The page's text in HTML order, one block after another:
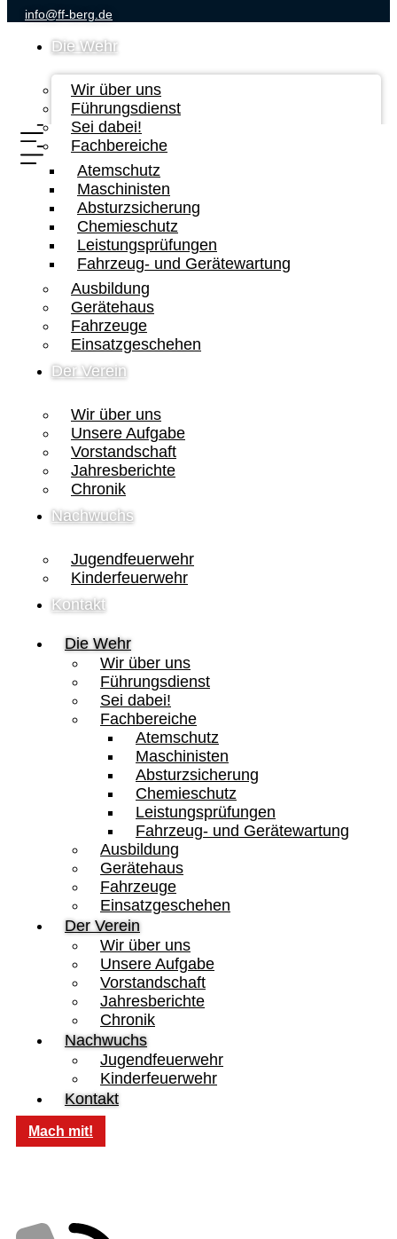
info@ff-berg.de
Die Wehr
Wir über uns
Führungsdienst
Sei dabei!
Fachbereiche
Atemschutz
Maschinisten
Absturzsicherung
Chemieschutz
Leistungsprüfungen
Fahrzeug- und Gerätewartung
Ausbildung
Gerätehaus
Fahrzeuge
Einsatzgeschehen
Der Verein
Wir über uns
Unsere Aufgabe
Vorstandschaft
Jahresberichte
Chronik
Nachwuchs
Jugendfeuerwehr
Kinderfeuerwehr
Kontakt
Die Wehr
Wir über uns
Führungsdienst
Sei dabei!
Fachbereiche
Atemschutz
Maschinisten
Absturzsicherung
Chemieschutz
Leistungsprüfungen
Fahrzeug- und Gerätewartung
Ausbildung
Gerätehaus
Fahrzeuge
Einsatzgeschehen
Der Verein
Wir über uns
Unsere Aufgabe
Vorstandschaft
Jahresberichte
Chronik
Nachwuchs
Jugendfeuerwehr
Kinderfeuerwehr
Kontakt
Mach mit!